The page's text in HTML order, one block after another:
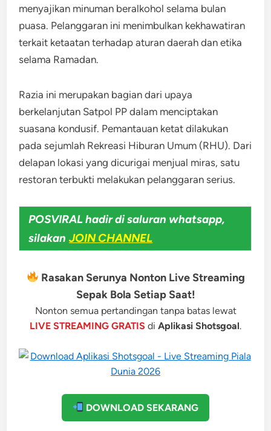
menyajikan minuman beralkohol selama bulan
puasa. Pelanggaran ini menimbulkan kekhawatiran
terkait ketaatan terhadap aturan daerah dan etika
selama Ramadan.
Razia ini merupakan bagian dari upaya
berkelanjutan Satpol PP dalam menciptakan
suasana kondusif. Pemantauan ketat dilakukan
pada sejumlah Rekreasi Hiburan Umum (RHU). Dari
delapan lokasi yang dicurigai menjual miras, satu
restoran terbukti melakukan pelanggaran serius.
POSVIRAL hadir di saluran whatsapp,
silakan JOIN CHANNEL
Rasakan Serunya Nonton Live Streaming
Sepak Bola Setiap Saat!
Nonton semua pertandingan tanpa batas lewat
LIVE STREAMING GRATIS di Aplikasi Shotsgoal.
DOWNLOAD SEKARANG